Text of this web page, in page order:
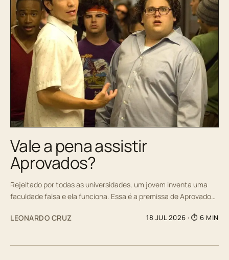
Vale a pena assistir
Aprovados?
Rejeitado por todas as universidades, um jovem inventa uma
faculdade falsa e ela funciona. Essa é a premissa de Aprovado…
LEONARDO CRUZ 18 JUL 2026 · ⏱ 6 MIN